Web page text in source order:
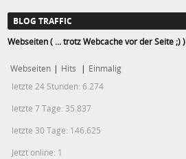
BLOG TRAFFIC
Webseiten ( ... trotz Webcache vor der Seite ;) )
Webseiten | Hits | Einmalig
letzte 24 Stunden:6.274
letzte 7 Tage: 35.837
letzte 30 Tage: 146.625
Jetzt online: 1